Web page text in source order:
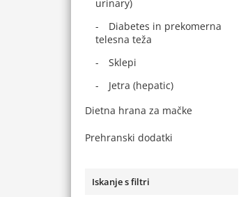
urinary)
Diabetes in prekomerna
telesna teža
Sklepi
Jetra (hepatic)
Dietna hrana za mačke
Prehranski dodatki
Iskanje s filtri